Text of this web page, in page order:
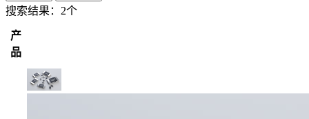
搜索结果： 2个
产
品